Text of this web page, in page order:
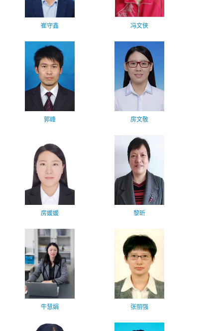
崔守鑫 冯文侠
郭峰 房文敬
房媛媛 黎昕
牛慧娟 张丽强